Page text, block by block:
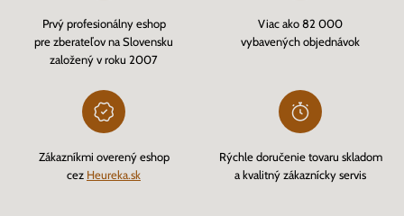
Prvý profesionálny eshop
pre zberateľov na Slovensku
založený v roku 2007
Viac ako 82 000
vybavených objednávok
Zákazníkmi overený eshop
cez Heureka.sk
Rýchle doručenie tovaru skladom
a kvalitný zákaznícky servis